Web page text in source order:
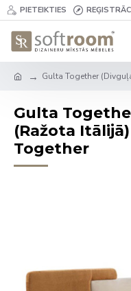
PIETEIKTIES
Gulta Together
Gulta
(Ražota
Together